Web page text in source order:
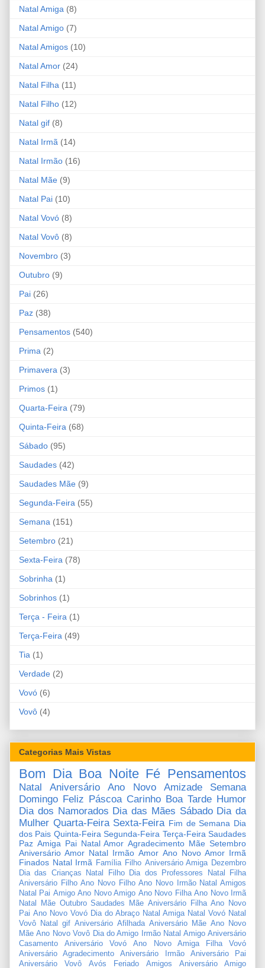
Natal Amiga (8)
Natal Amigo (7)
Natal Amigos (10)
Natal Amor (24)
Natal Filha (11)
Natal Filho (12)
Natal gif (8)
Natal Irmã (14)
Natal Irmão (16)
Natal Mãe (9)
Natal Pai (10)
Natal Vovó (8)
Natal Vovô (8)
Novembro (3)
Outubro (9)
Pai (26)
Paz (38)
Pensamentos (540)
Prima (2)
Primavera (3)
Primos (1)
Quarta-Feira (79)
Quinta-Feira (68)
Sábado (95)
Saudades (42)
Saudades Mãe (9)
Segunda-Feira (55)
Semana (151)
Setembro (21)
Sexta-Feira (78)
Sobrinha (1)
Sobrinhos (1)
Terça - Feira (1)
Terça-Feira (49)
Tia (1)
Verdade (2)
Vovó (6)
Vovô (4)
Categorias Mais Vistas
Bom Dia Boa Noite Fé Pensamentos
Natal Aniversário Ano Novo Amizade
Semana
Domingo Feliz Páscoa Carinho Boa Tarde Humor
Dia dos Namorados Dia das Mães Sábado Dia da
Mulher Quarta-Feira Sexta-Feira Fim de Semana Dia
dos Pais Quinta-Feira Segunda-Feira Terça-Feira Saudades
Paz Amiga Pai Natal Amor Agradecimento Mãe Setembro
Aniversário Amor Natal Irmão Amor Ano Novo Amor Irmã
Finados Natal Irmã Família Filho Aniversário Amiga Dezembro
Dia das Crianças
Natal Filho Dia dos Professores
Natal Filha
Aniversário Filho Ano Novo Filho Ano Novo Irmão Natal Amigos
Natal Pai Amigo Ano Novo Amigo Ano Novo Filha Ano Novo Irmã
Natal Mãe Outubro Saudades Mãe Aniversário Filha Ano Novo
Pai Ano Novo Vovó Dia do Abraço Natal Amiga Natal Vovó Natal
Vovô
Natal gif Aniversário Afilhada Aniversário Mãe Ano Novo
Mãe Ano Novo Vovô Dia do Amigo Irmão Natal Amigo Aniversário
Casamento
Aniversário Vovó Ano Novo Amiga Filha
Vovó
Aniversário Agradecimento
Aniversário Irmão
Aniversário Pai
Aniversário Vovô
Avós Feriado Amigos Aniversário Amigo